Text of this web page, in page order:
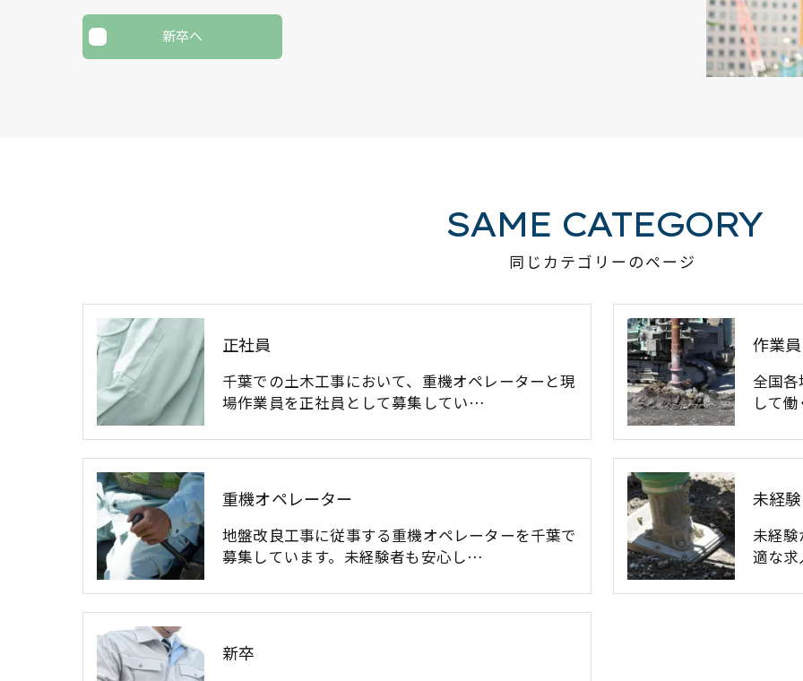
新卒へ
同じカテゴリーのページ
SAME CATEGORY
正社員
千葉での土木工事において、重機オペレーターと現
場作業員を正社員として募集してい…
作業員
全国
して
重機オペレーター
地盤改良工事に従事する重機オペレーターを千葉で
募集しています。未経験者も安心し…
未経験
未経
適な
新卒